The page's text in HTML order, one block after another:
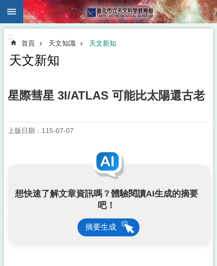
跳到主要內容區塊
:::
首頁 天文知識 天文新知
天文新知
星際彗星 3I/ATLAS 可能比太陽還古老
上版日期：115-07-07
想快速了解文章資訊嗎？體驗閱讀AI生成的摘要
吧！
摘要生成